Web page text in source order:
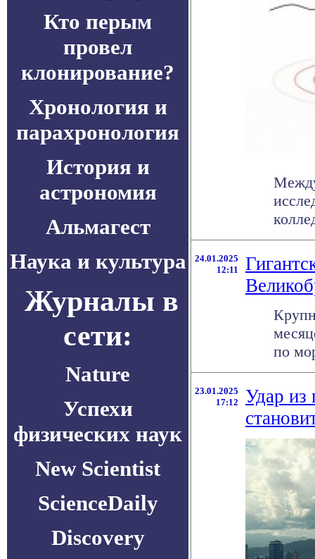
Кто перым
провел
клонирование?
Хронология и
парахронология
История и
астрономия
Альмагест
Наука и культура
Журналы в
сети:
Nature
Успехи
физических наук
New Scientist
ScienceDaily
Discovery
24.01.2025
12:11
по
23.01.2025
17:12
Удар из